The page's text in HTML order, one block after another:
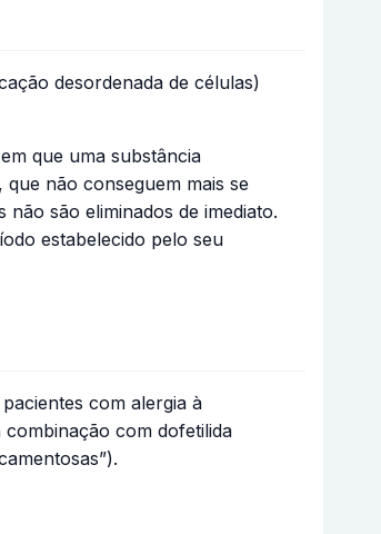
desordenada de células)
que uma substância
não conseguem mais se
são eliminados de imediato.
estabelecido pelo seu
com alergia à
com dofetilida